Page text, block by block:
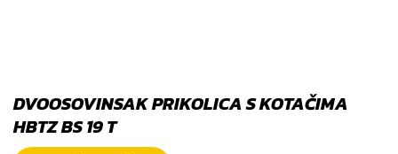
DVOOSOVINSAK PRIKOLICA S KOTAČIMA
HBTZ BS 19 T